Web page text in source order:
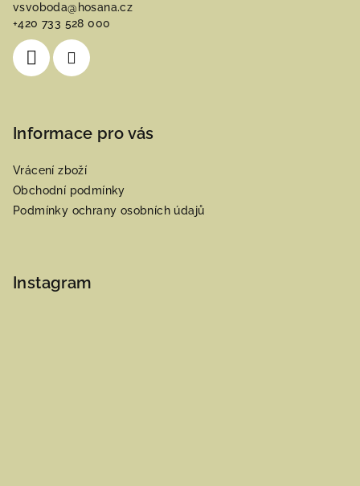
vsvoboda@ hosana.cz
+420 733 528 000
Informace pro vás
Vrácení zboží
Obchodní podmínky
Podmínky ochrany osobních údajů
Instagram